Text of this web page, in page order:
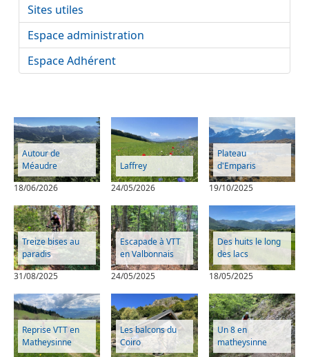
Autour de
Méaudre
18/06/2026
Laffrey
24/05/2026
Plateau
d'Emparis
19/10/2025
Treize bises au
paradis
31/08/2025
Escapade à VTT
en Valbonnais
24/05/2025
Des huits le long
des lacs
18/05/2025
Reprise VTT en
Matheysinne
Les balcons du
Coiro
Un 8 en
matheysinne
Sites utiles
Espace administration
Espace Adhérent